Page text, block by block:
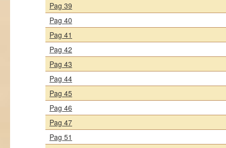
Pag 39
Pag 40
Pag 41
Pag 42
Pag 43
Pag 44
Pag 45
Pag 46
Pag 47
Pag 51